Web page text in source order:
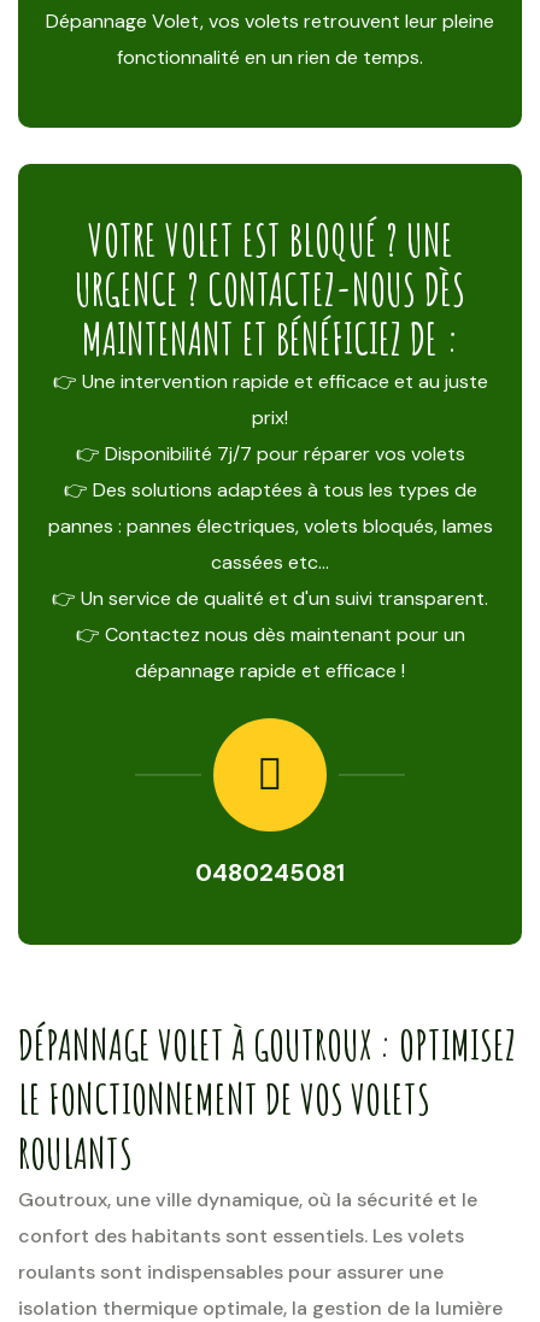
Dépannage Volet, vos volets retrouvent leur pleine
fonctionnalité en un rien de temps.
VOTRE VOLET EST BLOQUÉ ? UNE
URGENCE ? CONTACTEZ-NOUS DÈS
MAINTENANT ET BÉNÉFICIEZ DE :
👉 Une intervention rapide et efficace et au juste
prix!
👉 Disponibilité 7j/7 pour réparer vos volets
👉 Des solutions adaptées à tous les types de
pannes : pannes électriques, volets bloqués, lames
cassées etc…
👉 Un service de qualité et d'un suivi transparent.
👉 Contactez nous dès maintenant pour un
dépannage rapide et efficace !
0480245081
DÉPANNAGE VOLET À GOUTROUX : OPTIMISEZ
LE FONCTIONNEMENT DE VOS VOLETS
ROULANTS
Goutroux, une ville dynamique, où la sécurité et le
confort des habitants sont essentiels. Les volets
roulants sont indispensables pour assurer une
isolation thermique optimale, la gestion de la lumière